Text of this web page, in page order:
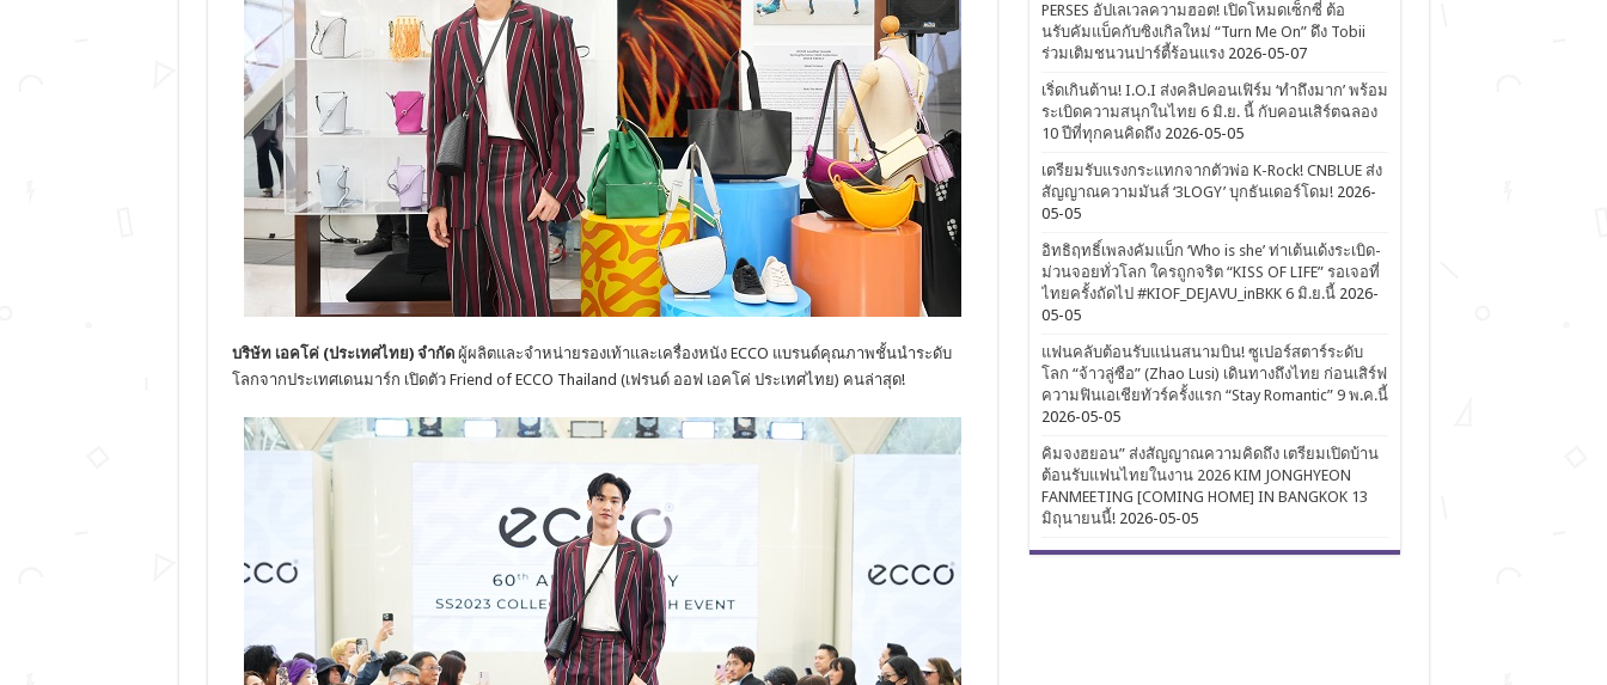
บริษัท เอคโค่ (ประเทศไทย) จำกัดผู้ผลิตและจำหน่ายรองเท้าและเครื่องหนัง ECCO แบรนด์คุณภาพชั้นนำระดับ
โลกจากประเทศเดนมาร์ก เปิดตัว Friend of ECCO Thailand (เฟรนด์ ออฟ เอคโค่ ประเทศไทย) คนล่าสุด!
PERSES อัปเลเวลความฮอต! เปิดโหมดเซ็กซี่ ต้อ
นรับคัมแบ็คกับซิงเกิลใหม่ “Turn Me On” ดึง Tobii
ร่วมเติมชนวนปาร์ตี้ร้อนแรง 2026-05-07
เริ่ดเกินต้าน! I.O.I ส่งคลิปคอนเฟิร์ม ‘ทำถึงมาก’ พร้อม
ระเบิดความสนุกในไทย 6 มิ.ย. นี้ กับคอนเสิร์ตฉลอง
10 ปีที่ทุกคนคิดถึง 2026-05-05
เตรียมรับแรงกระแทกจากตัวพ่อ K-Rock! CNBLUE ส่ง
สัญญาณความมันส์ ‘3LOGY’ บุกธันเดอร์โดม! 2026-
05-05
อิทธิฤทธิ์เพลงคัมแบ็ก ‘Who is she’ ท่าเต้นเด้งระเบิด-
ม่วนจอยทั่วโลก ใครถูกจริต “KISS OF LIFE” รอเจอที่
ไทยครั้งถัดไป #KIOF_DEJAVU_inBKK 6 มิ.ย.นี้ 2026-
05-05
แฟนคลับต้อนรับแน่นสนามบิน! ซูเปอร์สตาร์ระดับ
โลก “จ้าวลู่ซือ” (Zhao Lusi) เดินทางถึงไทย ก่อนเสิร์ฟ
ความฟินเอเชียทัวร์ครั้งแรก “Stay Romantic” 9 พ.ค.นี้
2026-05-05
คิมจงฮยอน” ส่งสัญญาณความคิดถึง เตรียมเปิดบ้าน
ต้อนรับแฟนไทยในงาน 2026 KIM JONGHYEON
FANMEETING [COMING HOME] IN BANGKOK 13
มิถุนายนนี้! 2026-05-05